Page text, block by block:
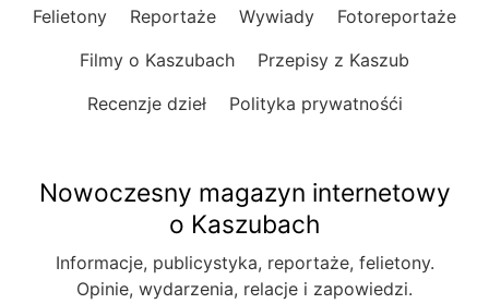
Felietony Reportaże Wywiady
Fotoreportaże
Filmy o Kaszubach
Przepisy z Kaszub
Recenzje dzieł
Polityka prywatnośći
Nowoczesny magazyn internetowy
o Kaszubach
Informacje, publicystyka, reportaże, felietony.
Opinie, wydarzenia, relacje i zapowiedzi.